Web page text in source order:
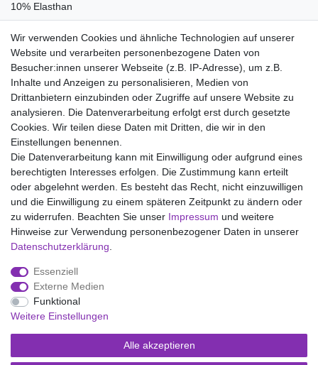
10% Elasthan
Pflegehinweis:
Waschen bei 40°C, Nicht bleichen, Trockner (Stufe 1), Handwarm
bügeln Stufe 1, Nicht chemisch reinigen
Wir liefern mit DHL (auch Samstags)
Kostenloser Versand
14 Tage Rückgaberecht
Impressum Daten­schutz­erklärung AGB
Widerrufs­recht
Wir verwenden Cookies und ähnliche Technologien auf unserer
Website und verarbeiten personenbezogene Daten von
Besucher:innen unserer Webseite (z.B. IP-Adresse), um z.B.
Inhalte und Anzeigen zu personalisieren, Medien von
Drittanbietern einzubinden oder Zugriffe auf unsere Website zu
analysieren. Die Datenverarbeitung erfolgt erst durch gesetzte
Cookies. Wir teilen diese Daten mit Dritten, die wir in den
Einstellungen benennen.
Die Datenverarbeitung kann mit Einwilligung oder aufgrund eines
berechtigten Interesses erfolgen. Die Zustimmung kann erteilt
oder abgelehnt werden. Es besteht das Recht, nicht einzuwilligen
und die Einwilligung zu einem späteren Zeitpunkt zu ändern oder
zu widerrufen. Beachten Sie unser Impressum und weitere
Hinweise zur Verwendung personenbezogener Daten in unserer
Daten­schutz­erklärung
Essenziell
Externe Medien
Funktional
Weitere Einstellungen
Alle akzeptieren